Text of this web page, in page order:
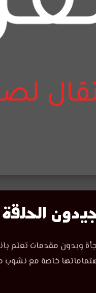
الحلقة 9
وبدون مقدمات تعلم
خاصة مع نشوب